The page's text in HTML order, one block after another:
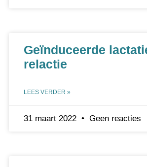
Geïnduceerde
relactie
LEES VERDER »
31 maart 2022 Geen reacties